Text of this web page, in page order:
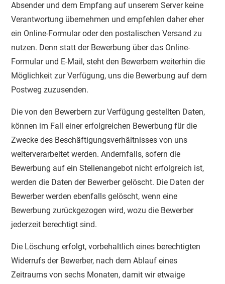
Absender und dem Empfang auf unserem Server keine
Verantwortung übernehmen und empfehlen daher eher
ein Online-Formular oder den postalischen Versand zu
nutzen. Denn statt der Bewerbung über das Online-
Formular und E-Mail, steht den Bewerbern weiterhin die
Möglichkeit zur Verfügung, uns die Bewerbung auf dem
Postweg zuzusenden.
Die von den Bewerbern zur Verfügung gestellten Daten,
können im Fall einer erfolgreichen Bewerbung für die
Zwecke des Beschäftigungsverhältnisses von uns
weiterverarbeitet werden. Andernfalls, sofern die
Bewerbung auf ein Stellenangebot nicht erfolgreich ist,
werden die Daten der Bewerber gelöscht. Die Daten der
Bewerber werden ebenfalls gelöscht, wenn eine
Bewerbung zurückgezogen wird, wozu die Bewerber
jederzeit berechtigt sind.
Die Löschung erfolgt, vorbehaltlich eines berechtigten
Widerrufs der Bewerber, nach dem Ablauf eines
Zeitraums von sechs Monaten, damit wir etwaige